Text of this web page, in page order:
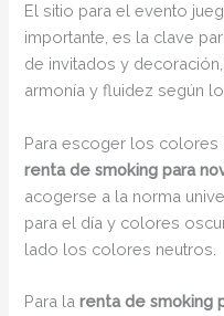
El sitio para el evento
importante, es la clave
de invitados y
armonía y fluidez según
Para escoger los colores
renta de smoking para
acogerse a la norma
para el día y colores
lado los colores neutros.
Para larenta de smoking